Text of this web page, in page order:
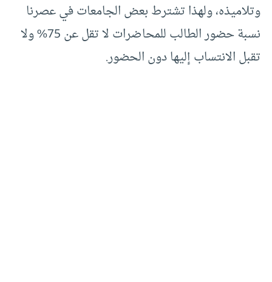
وتلاميذه، ولهذا تشترط بعض الجامعات في عصرنا
نسبة حضور الطالب للمحاضرات لا تقل عن 75% ولا
تقبل الانتساب إليها دون الحضور.